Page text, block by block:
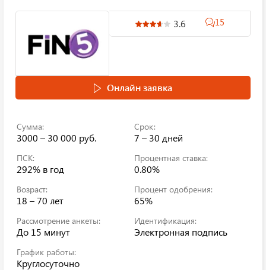
3.6 15
Онлайн заявка
Сумма:
3000 – 30 000 руб.
Срок:
7 – 30 дней
ПСК:
292% в год
Процентная ставка:
0.80%
Возраст:
18 – 70 лет
Процент одобрения:
65%
Рассмотрение анкеты:
До 15 минут
Идентификация:
Электронная подпись
График работы:
Круглосуточно